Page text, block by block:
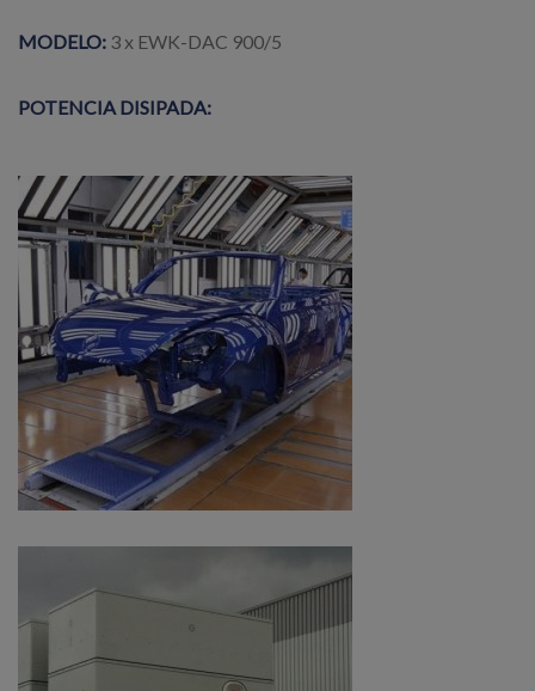
MODELO: 3 x EWK-DAC 900/5
POTENCIA DISIPADA: